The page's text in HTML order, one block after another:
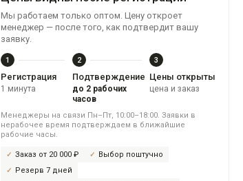
Мы работаем только оптом. Цену откроет
менеджер — после того, как подтвердит вашу
заявку.
1
Регистрация
1 минута
2
Подтверждение
до 2 рабочих
часов
3
Цены открыты
цена и заказ
Менеджеры на связи Пн–Пт, 10:00–18:00. Заявки в
нерабочее время подтверждаем в ближайшие
рабочие часы.
Заказ от 20 000 ₽
Выбор поштучно
Резерв 7 дней